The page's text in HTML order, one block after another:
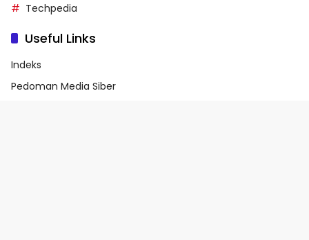
Techpedia
Useful Links
Indeks
Pedoman Media Siber